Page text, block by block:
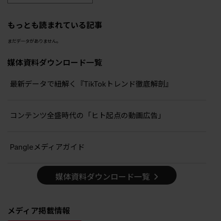
もっとも読まれている記事
まだデータがありません。
媒体資料ダウンロード一覧
最新データで紐解く『TikTokトレンド徹底解剖』
コンテンツ全盛時代の「ヒト起点の動画広告」
Pangleメディアガイド
媒体資料ダウンロード一覧
メディア掲載情報